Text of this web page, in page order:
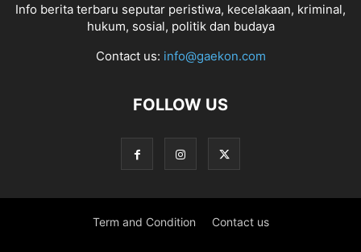
Info berita terbaru seputar peristiwa, kecelakaan, kriminal,
hukum, sosial, politik dan budaya
Contact us: info@gaekon.com
FOLLOW US
Term and Condition Contact us